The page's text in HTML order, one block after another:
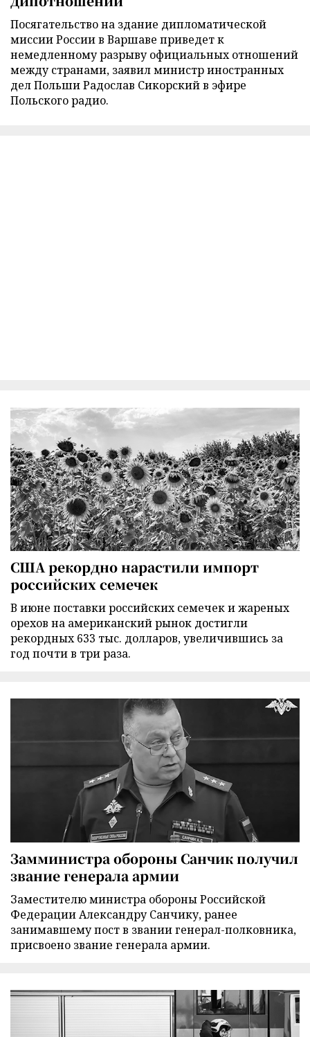
Посягательство на здание дипломатической
миссии России в Варшаве приведет к
немедленному разрыву официальных отношений
между странами, заявил министр иностранных
дел Польши Радослав Сикорский в эфире
Польского радио.
США рекордно нарастили импорт
российских семечек
В июне поставки российских семечек и жареных
орехов на американский рынок достигли
рекордных 633 тыс. долларов, увеличившись за
год почти в три раза.
Замминистра обороны Санчик получил
звание генерала армии
Заместителю министра обороны Российской
Федерации Александру Санчику, ранее
занимавшему пост в звании генерал-полковника,
присвоено звание генерала армии.